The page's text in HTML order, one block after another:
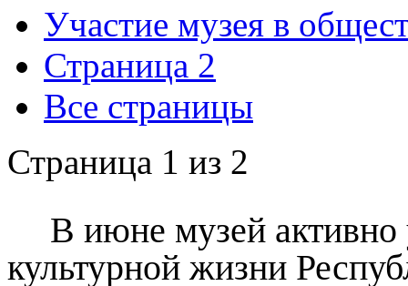
Участие музея в
Страница 2
Все страницы
Страница 1 из 2
В июне музей активно
культурной жизни